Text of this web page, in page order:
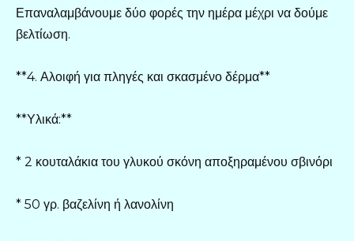
Επαναλαμβάνουμε δύο φορές την ημέρα μέχρι να δούμε
βελτίωση.
**4. Αλοιφή για πληγές και σκασμένο δέρμα**
**Υλικά:**
* 2 κουταλάκια του γλυκού σκόνη αποξηραμένου σβινόρι
* 50 γρ. βαζελίνη ή λανολίνη